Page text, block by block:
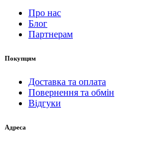
Про нас
Блог
Партнерам
Покупцям
Доставка та оплата
Повернення та обмін
Відгуки
Адреса